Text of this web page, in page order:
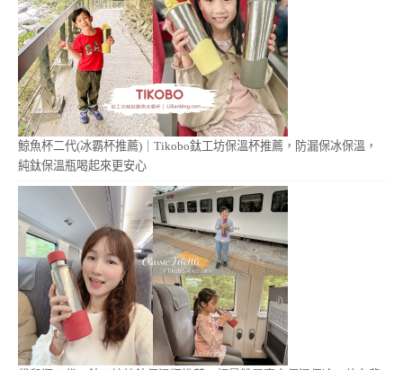
鯨魚杯二代(冰霸杯推薦)｜Tikobo鈦工坊保溫杯推薦，防漏保冰保溫，
純鈦保溫瓶喝起來更安心